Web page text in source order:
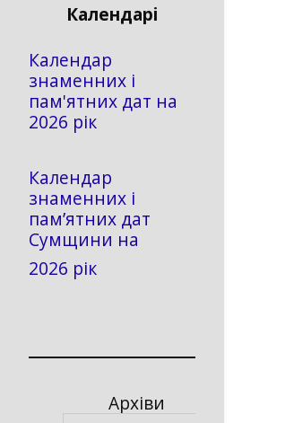
Календарі
Календар
знаменних і
пам'ятних дат на
2026 рік
Календар
знаменних і
пам’ятних дат
Сумщини на
2026 рік
Архіви